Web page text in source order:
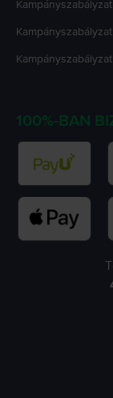
Kampányszabályzat
Kampányszabályzat
Kampányszabályzat
100%-BAN